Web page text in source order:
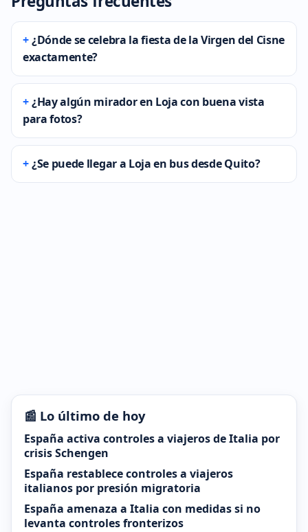
¿Dónde se celebra la fiesta de la Virgen del Cisne
exactamente?
¿Hay algún mirador en Loja con buena vista
para fotos?
¿Se puede llegar a Loja en bus desde Quito?
📰 Lo último de hoy
España activa controles a viajeros de Italia por
crisis Schengen
España restablece controles a viajeros
italianos por presión migratoria
España amenaza a Italia con medidas si no
levanta controles fronterizos